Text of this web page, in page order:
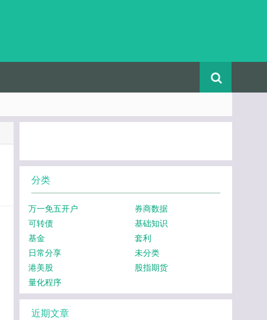
分类
万一免五开户
券商数据
可转债
基础知识
基金
套利
日常分享
未分类
港美股
股指期货
量化程序
近期文章